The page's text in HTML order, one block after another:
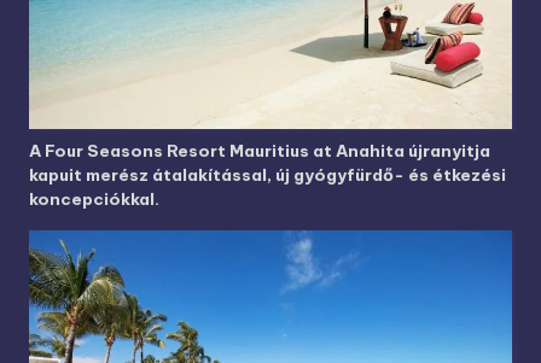
A Four Seasons Resort Mauritius at Anahita újranyitja
kapuit merész átalakítással, új gyógyfürdő- és étkezési
koncepciókkal.